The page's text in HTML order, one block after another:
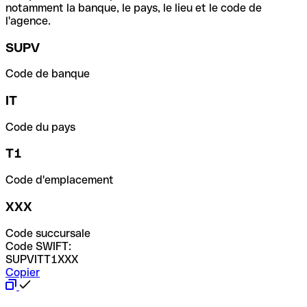
notamment la banque, le pays, le lieu et le code de
l'agence.
SUPV
Code de banque
IT
Code du pays
T1
Code d'emplacement
XXX
Code succursale
Code SWIFT:
SUPVITT1XXX
Copier